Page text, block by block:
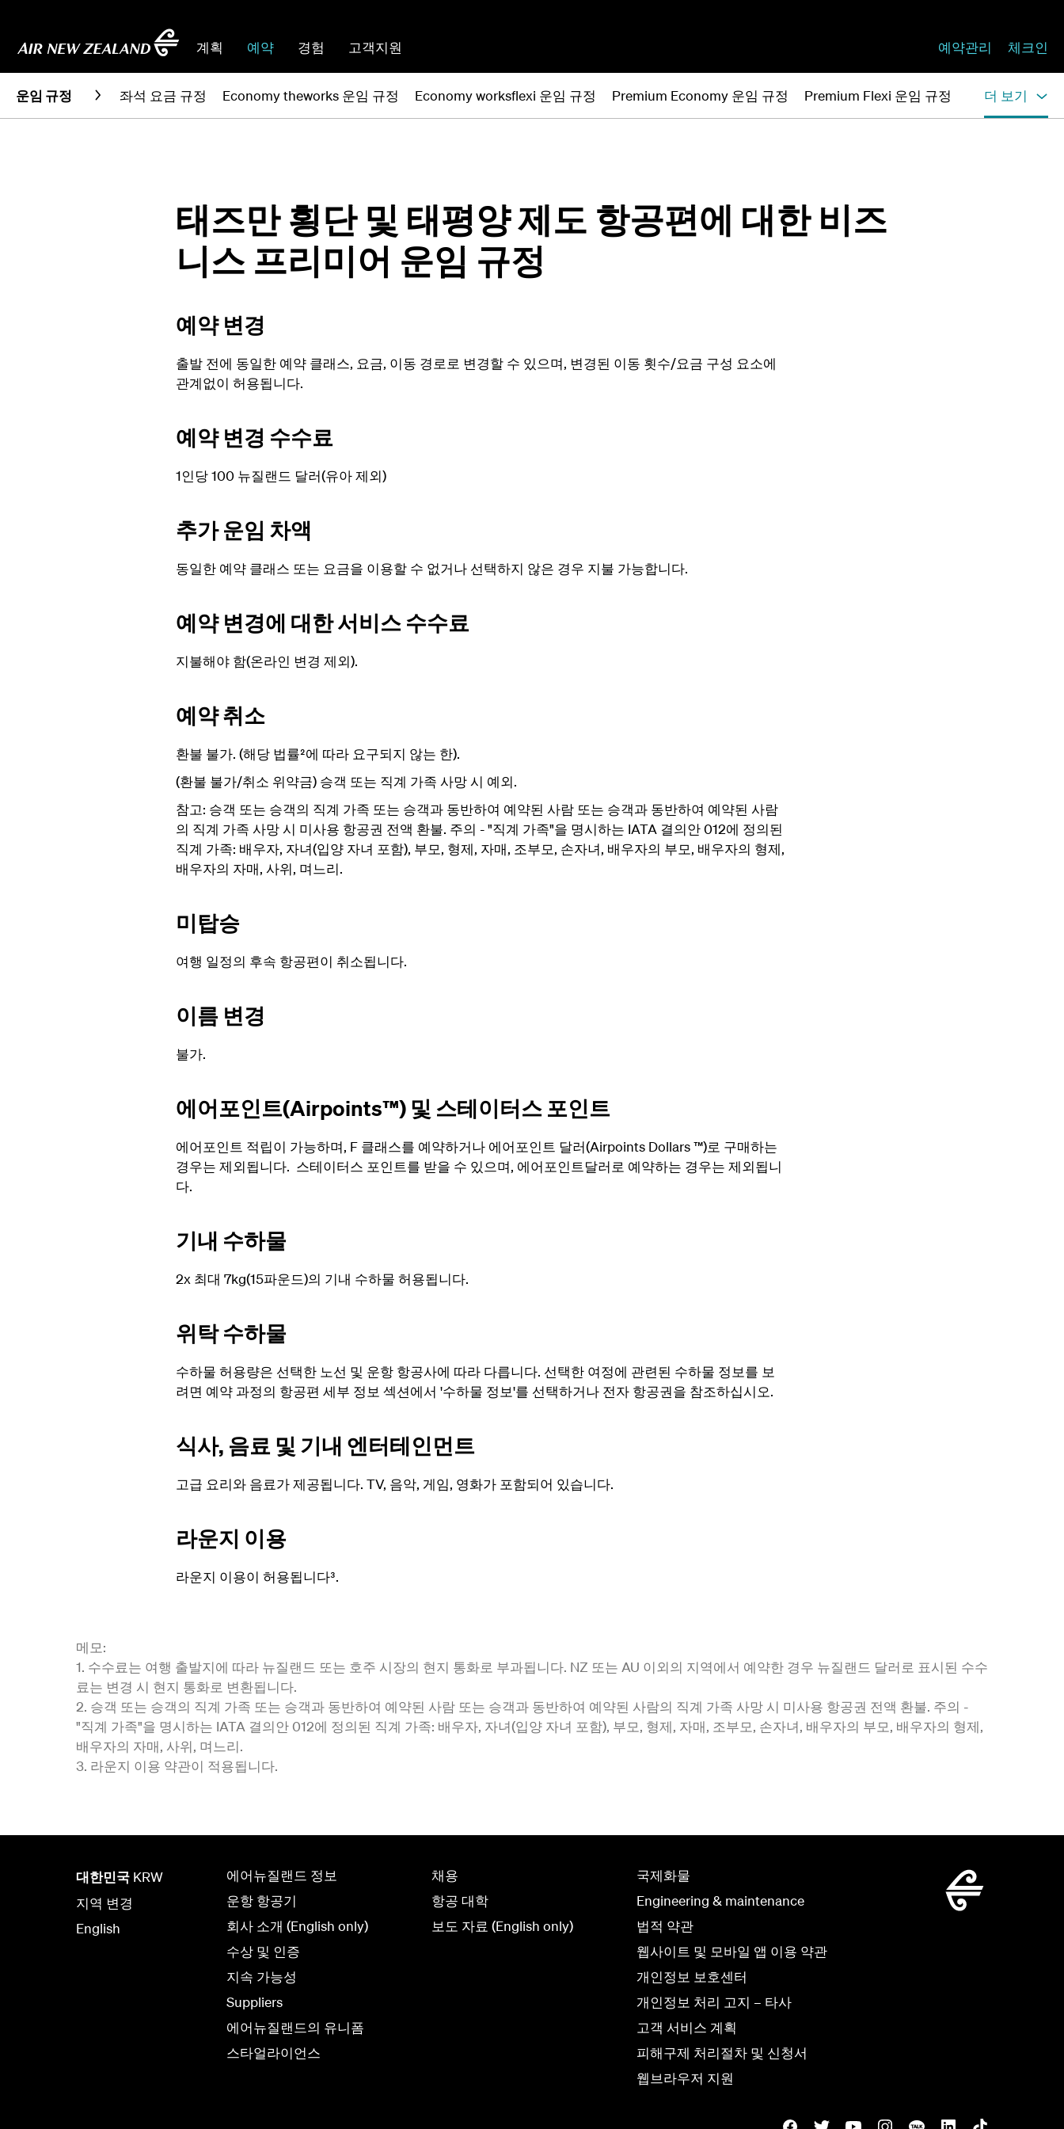
계획 예약 경험 고객지원 예약관리 체크인
운임 규정 좌석 요금 규정 Economy theworks 운임 규정 Economy worksflexi 운임 규정 Premium Economy 운임 규정 Premium Flexi 운임 규정 더 보기
태즈만 횡단 및 태평양 제도 항공편에 대한 비즈
니스 프리미어 운임 규정
예약 변경
출발 전에 동일한 예약 클래스, 요금, 이동 경로로 변경할 수 있으며, 변경된 이동 횟수/요금 구성 요소에
관계없이 허용됩니다.
예약 변경 수수료
1인당 100 뉴질랜드 달러(유아 제외)
추가 운임 차액
동일한 예약 클래스 또는 요금을 이용할 수 없거나 선택하지 않은 경우 지불 가능합니다.
예약 변경에 대한 서비스 수수료
지불해야 함(온라인 변경 제외).
예약 취소
환불 불가. (해당 법률²에 따라 요구되지 않는 한).
(환불 불가/취소 위약금) 승객 또는 직계 가족 사망 시 예외.
참고: 승객 또는 승객의 직계 가족 또는 승객과 동반하여 예약된 사람 또는 승객과 동반하여 예약된 사람
의 직계 가족 사망 시 미사용 항공권 전액 환불. 주의 - "직계 가족"을 명시하는 IATA 결의안 012에 정의된
직계 가족: 배우자, 자녀(입양 자녀 포함), 부모, 형제, 자매, 조부모, 손자녀, 배우자의 부모, 배우자의 형제,
배우자의 자매, 사위, 며느리.
미탑승
여행 일정의 후속 항공편이 취소됩니다.
이름 변경
불가.
에어포인트(Airpoints™) 및 스테이터스 포인트
에어포인트 적립이 가능하며, F 클래스를 예약하거나 에어포인트 달러(Airpoints Dollars ™)로 구매하는
경우는 제외됩니다. 스테이터스 포인트를 받을 수 있으며, 에어포인트달러로 예약하는 경우는 제외됩니
다.
기내 수하물
2x 최대 7kg(15파운드)의 기내 수하물 허용됩니다.
위탁 수하물
수하물 허용량은 선택한 노선 및 운항 항공사에 따라 다릅니다. 선택한 여정에 관련된 수하물 정보를 보
려면 예약 과정의 항공편 세부 정보 섹션에서 '수하물 정보'를 선택하거나 전자 항공권을 참조하십시오.
식사, 음료 및 기내 엔터테인먼트
고급 요리와 음료가 제공됩니다. TV, 음악, 게임, 영화가 포함되어 있습니다.
라운지 이용
라운지 이용이 허용됩니다³.
메모:
1. 수수료는 여행 출발지에 따라 뉴질랜드 또는 호주 시장의 현지 통화로 부과됩니다. NZ 또는 AU 이외의 지역에서 예약한 경우 뉴질랜드 달러로 표시된 수수
료는 변경 시 현지 통화로 변환됩니다.
2. 승객 또는 승객의 직계 가족 또는 승객과 동반하여 예약된 사람 또는 승객과 동반하여 예약된 사람의 직계 가족 사망 시 미사용 항공권 전액 환불. 주의 -
"직계 가족"을 명시하는 IATA 결의안 012에 정의된 직계 가족: 배우자, 자녀(입양 자녀 포함), 부모, 형제, 자매, 조부모, 손자녀, 배우자의 부모, 배우자의 형제,
배우자의 자매, 사위, 며느리.
3. 라운지 이용 약관이 적용됩니다.
대한민국 KRW
지역 변경
English
에어뉴질랜드 정보
운항 항공기
회사 소개 (English only)
수상 및 인증
지속 가능성
Suppliers
에어뉴질랜드의 유니폼
스타얼라이언스
채용
항공 대학
보도 자료 (English only)
국제화물
Engineering & maintenance
법적 약관
웹사이트 및 모바일 앱 이용 약관
개인정보 보호센터
개인정보 처리 고지 – 타사
고객 서비스 계획
피해구제 처리절차 및 신청서
웹브라우저 지원